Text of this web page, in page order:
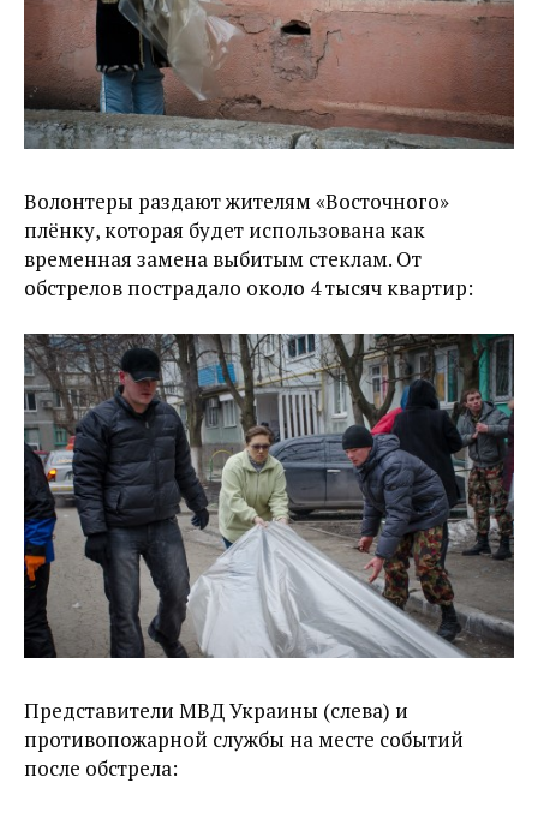
Волонтеры раздают жителям «Восточного»
плёнку, которая будет использована как
временная замена выбитым стеклам. От
обстрелов пострадало около 4 тысяч квартир:
Представители МВД Украины (слева) и
противопожарной службы на месте событий
после обстрела: